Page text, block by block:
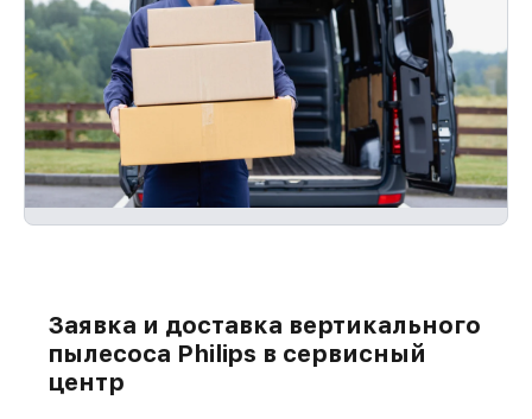
Заявка и доставка вертикального
пылесоса Philips в сервисный
центр